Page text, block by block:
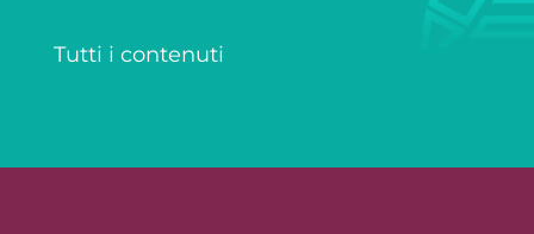
Tutti i contenuti